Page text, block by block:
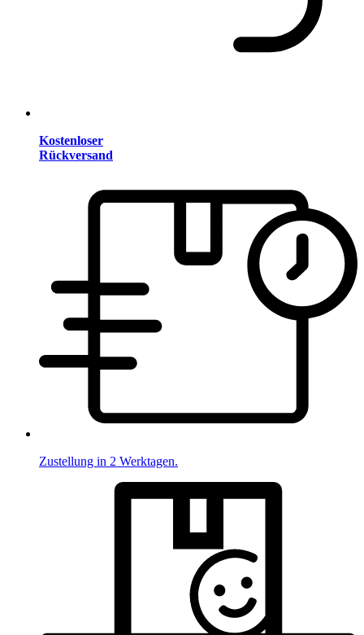
Kostenloser
Rückversand
Zustellung in 2 Werktagen.